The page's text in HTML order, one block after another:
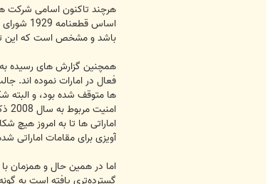
هرچند تاکنون اسامی شرکت
اساس
باشد و مشخص است که این
همچنین گزارش های رسیده به
فعال در امارات نموده اند.
اماراتی ها تا به امروز
آویزی برای مقامات اماراتی
اما در همین حال و همزمان